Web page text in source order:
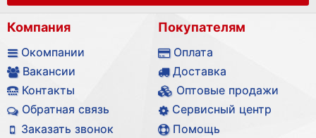
Компания
Окомпании
Вакансии
Контакты
Обратная связь
Заказать звонок
Покупателям
Оплата
Доставка
Оптовые продажи
Сервисный центр
Помощь